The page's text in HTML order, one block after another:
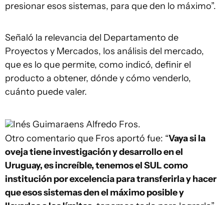
presionar esos sistemas, para que den lo máximo”.
Señaló la relevancia del Departamento de
Proyectos y Mercados, los análisis del mercado,
que es lo que permite, como indicó, definir el
producto a obtener, dónde y cómo venderlo,
cuánto puede valer.
Inés Guimaraens Alfredo Fros.
Otro comentario que Fros aportó fue: “Vaya si la
oveja tiene investigación y desarrollo en el
Uruguay, es increíble, tenemos el SUL como
institución por excelencia para transferirla y hacer
que esos sistemas den el máximo posible y